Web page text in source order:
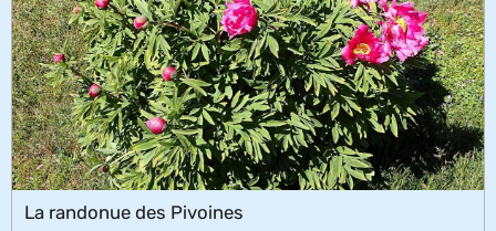
La randonue des Pivoines